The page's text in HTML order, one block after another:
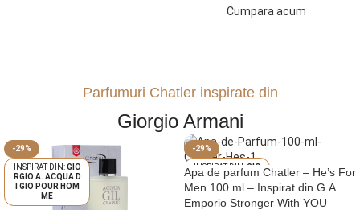
Cumpara acum
Parfumuri Chatler inspirate din
Giorgio Armani
-29%
GIO
RGIO A. ACQUA D
I GIO POUR HOM
ME
-29%
GIO
RGIO A. EMPORI
O STRONGER WI
Apa de parfum Chatler – He’s For
Men 100 ml – Inspirat din G.A.
Emporio Stronger With YOU